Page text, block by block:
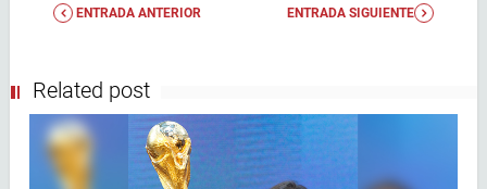
ENTRADA ANTERIOR ENTRADA SIGUIENTE
Related post